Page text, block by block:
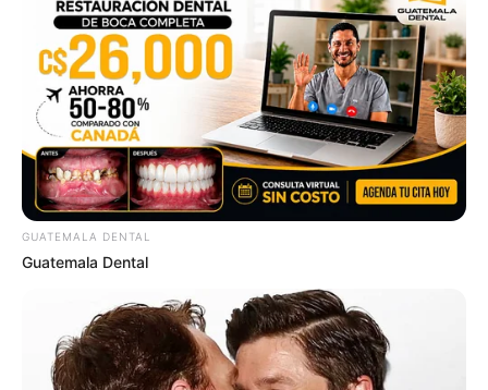
BIEŻĄCO!
Facebook Google+
Tagi: CD Muzyka filmowa Recenzje
T2 Trainspotting
Universal Music Polska
GUATEMALA DENTAL
Guatemala Dental